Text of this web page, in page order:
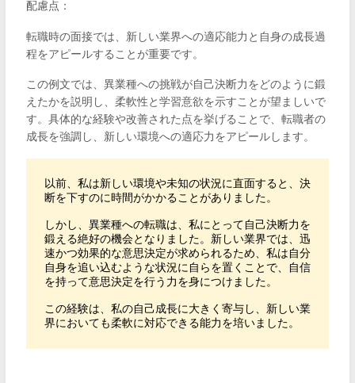
配慮点：
転職時の面接では、新しい業界への適応能力と自身の成長過
程をアピールすることが重要です。
この例文では、異業種への挑戦が自己決断力をどのように鍛
えたかを説明し、柔軟性と学習意欲を示すことが望ましいで
す。具体的な経験や改善された点を挙げることで、転職者の
成長を強調し、新しい環境への適応力をアピールします。
以前、私は新しい環境や未知の状況に直面すると、決
断を下すのに時間がかかることがありました。
しかし、異業種への転職は、私にとって自己決断力を
鍛える絶好の機会となりました。新しい業界では、迅
速かつ効果的な意思決定が求められるため、私は自分
自身を追い込むような状況に自らを置くことで、自信
を持って意思決定を行う力を身につけました。
この経験は、私の自己成長に大きく寄与し、新しい業
界においても柔軟に対応できる能力を培いました。